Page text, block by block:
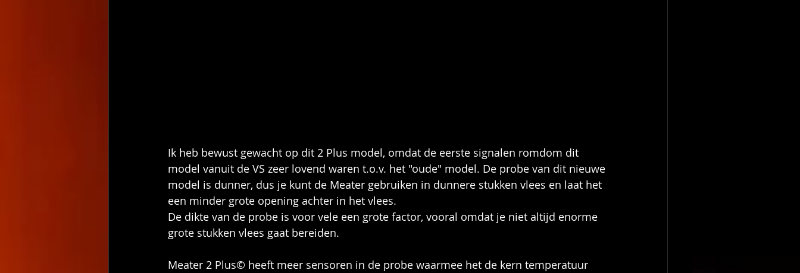
Ik heb bewust gewacht op dit 2 Plus model, omdat de eerste signalen romdom dit
model vanuit de VS zeer lovend waren t.o.v. het "oude" model. De probe van dit nieuwe
model is dunner, dus je kunt de Meater gebruiken in dunnere stukken vlees en laat het
een minder grote opening achter in het vlees.
De dikte van de probe is voor vele een grote factor, vooral omdat je niet altijd enorme
grote stukken vlees gaat bereiden.
Meater 2 Plus© heeft meer sensoren in de probe waarmee het de kern temperatuur